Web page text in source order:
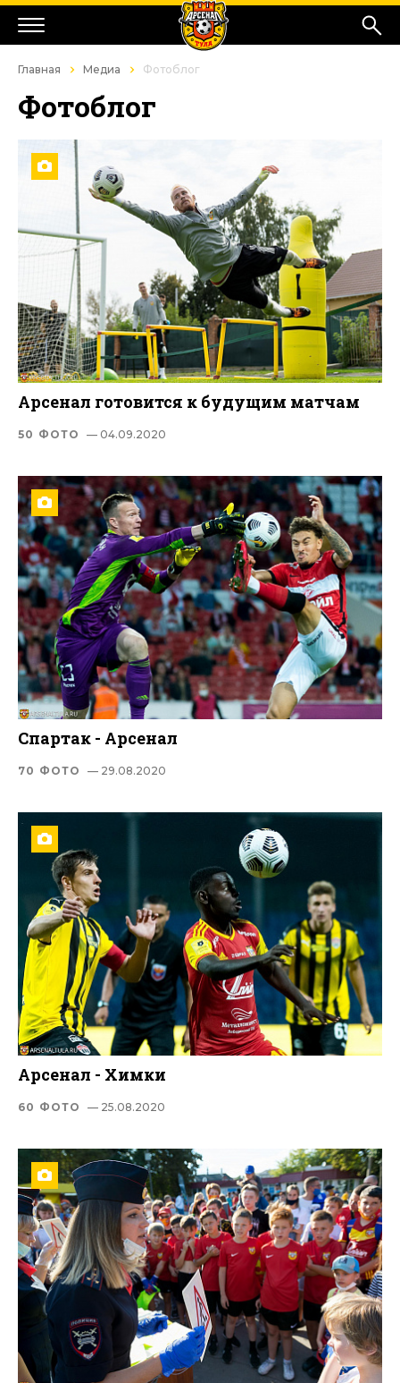
Главная Медиа Фотоблог
Фотоблог
Арсенал готовится к будущим матчам
50 ФОТО — 04.09.2020
Спартак - Арсенал
70 ФОТО — 29.08.2020
Арсенал - Химки
60 ФОТО — 25.08.2020